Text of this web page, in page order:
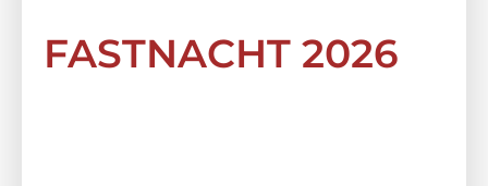
FASTNACHT 2026